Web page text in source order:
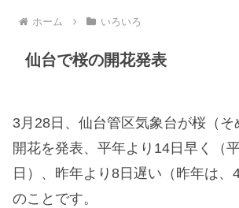
ホーム いろいろ
仙台で桜の開花発表
3月28日、仙台管区気象台が桜（
開花を発表、平年より14日早く（
日）、昨年より8日遅い（昨年は、
のことです。